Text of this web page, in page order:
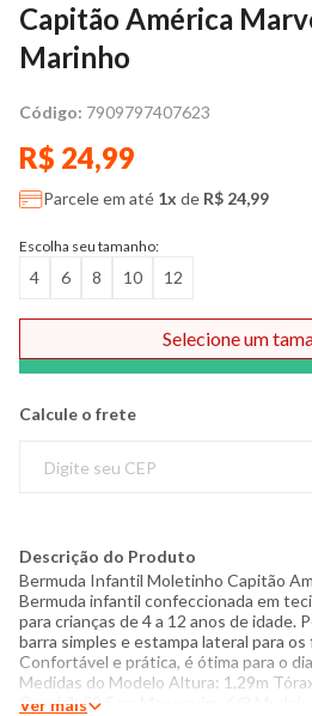
Capitão América
Marinho
Código: 7909797407623
R$ 24,99
Parcele em até 1x de R$ 24,99
Escolha seu tamanho:
4 6 8 10 12
Comprar
Selecione um
Calcule o frete
Descrição do Produto
Bermuda Infantil Moletinho Capitão
Bermuda infantil confeccionada em
para crianças de 4 a 12 anos de idade.
barra simples e estampa lateral para
Confortável e prática, é ótima para o
Medidas do Modelo Altura: 1,29m
Quadril: 59,5cm Manequim: 6/8 Modelo
Ver mais